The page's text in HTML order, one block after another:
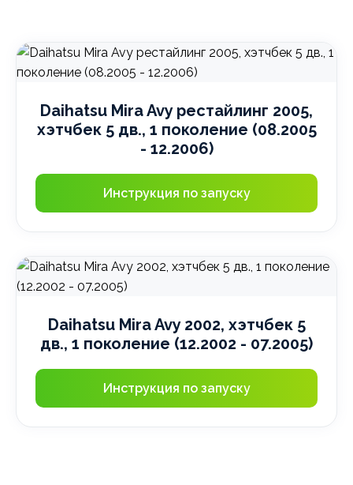
Daihatsu Mira Avy рестайлинг 2005,
хэтчбек 5 дв., 1 поколение (08.2005
- 12.2006)
Инструкция по запуску
Daihatsu Mira Avy 2002, хэтчбек 5
дв., 1 поколение (12.2002 - 07.2005)
Инструкция по запуску